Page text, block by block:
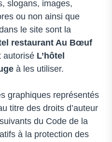
slogans, images,
ou non ainsi que
le site sont la
restaurant Au Bœuf
autorisé L’hôtel
à les utiliser.
graphiques représentés
titre des droits d’auteur
du Code de la
à la protection des